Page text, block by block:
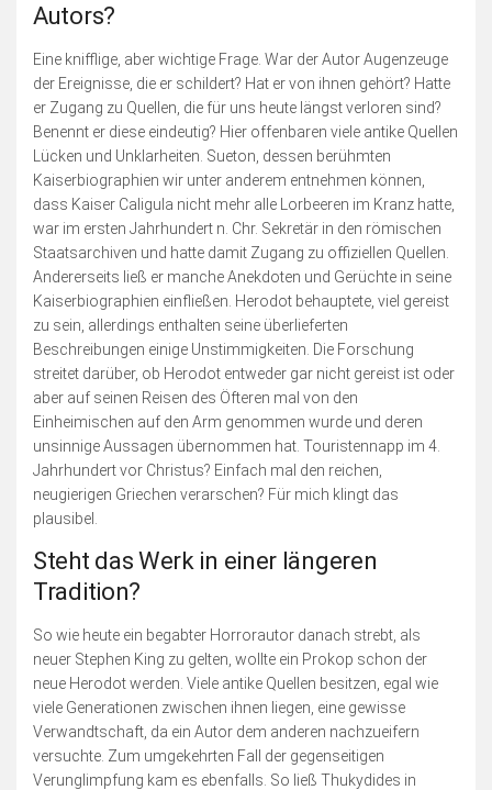
Autors?
Eine knifflige, aber wichtige Frage. War der Autor Augenzeuge
der Ereignisse, die er schildert? Hat er von ihnen gehört? Hatte
er Zugang zu Quellen, die für uns heute längst verloren sind?
Benennt er diese eindeutig? Hier offenbaren viele antike Quellen
Lücken und Unklarheiten. Sueton, dessen berühmten
Kaiserbiographien wir unter anderem entnehmen können,
dass Kaiser Caligula nicht mehr alle Lorbeeren im Kranz hatte,
war im ersten Jahrhundert n. Chr. Sekretär in den römischen
Staatsarchiven und hatte damit Zugang zu offiziellen Quellen.
Andererseits ließ er manche Anekdoten und Gerüchte in seine
Kaiserbiographien einfließen. Herodot behauptete, viel gereist
zu sein, allerdings enthalten seine überlieferten
Beschreibungen einige Unstimmigkeiten. Die Forschung
streitet darüber, ob Herodot entweder gar nicht gereist ist oder
aber auf seinen Reisen des Öfteren mal von den
Einheimischen auf den Arm genommen wurde und deren
unsinnige Aussagen übernommen hat. Touristennapp im 4.
Jahrhundert vor Christus? Einfach mal den reichen,
neugierigen Griechen verarschen? Für mich klingt das
plausibel.
Steht das Werk in einer längeren
Tradition?
So wie heute ein begabter Horrorautor danach strebt, als
neuer Stephen King zu gelten, wollte ein Prokop schon der
neue Herodot werden. Viele antike Quellen besitzen, egal wie
viele Generationen zwischen ihnen liegen, eine gewisse
Verwandtschaft, da ein Autor dem anderen nachzueifern
versuchte. Zum umgekehrten Fall der gegenseitigen
Verunglimpfung kam es ebenfalls. So ließ Thukydides in